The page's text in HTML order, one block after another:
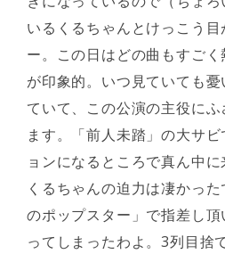
いるくるちゃんとけっこう
ー。この日はどの曲もすご
が印象的。いつ見ていても
ていて、この公演の主役に
ます。「前人未踏」の大サ
ョンになるところで真ん中
くるちゃんの迫力は凄かっ
のポップスター」で指差し
ってしまったわよ。3列目捨